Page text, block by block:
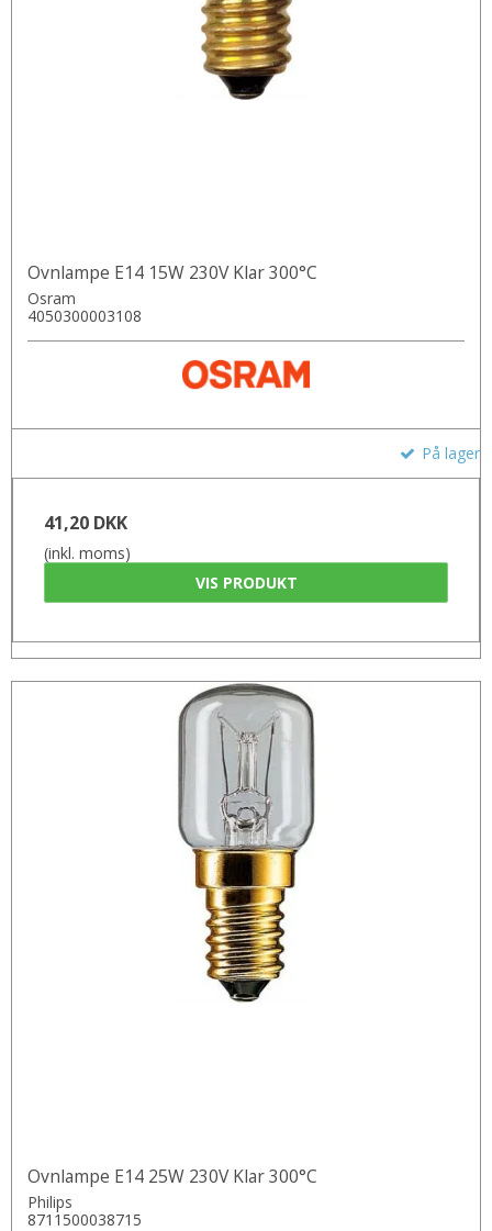
Ovnlampe E14 15W 230V Klar 300°C
Osram
4050300003108
På lager
41,20 DKK
(inkl. moms)
VIS PRODUKT
Ovnlampe E14 25W 230V Klar 300°C
Philips
8711500038715